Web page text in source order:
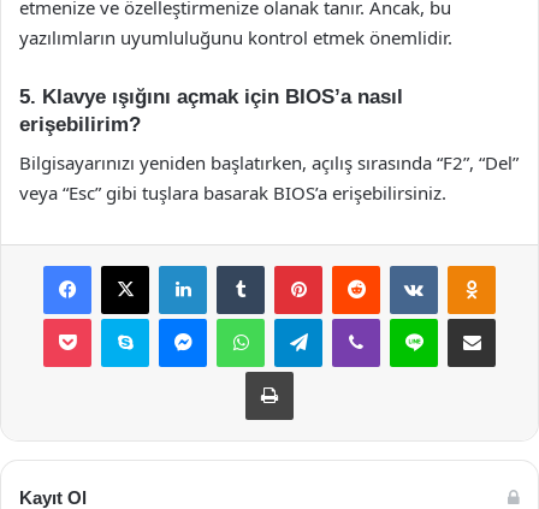
etmenize ve özelleştirmenize olanak tanır. Ancak, bu
yazılımların uyumluluğunu kontrol etmek önemlidir.
5. Klavye ışığını açmak için BIOS’a nasıl
erişebilirim?
Bilgisayarınızı yeniden başlatırken, açılış sırasında “F2”, “Del”
veya “Esc” gibi tuşlara basarak BIOS’a erişebilirsiniz.
Facebook
X LinkedInTumblr PinterestReddit VKontakte
Pocket Skype MessengerWhatsAppTelegramViber Line E-Posta ile
Yazdır
Kayıt Ol